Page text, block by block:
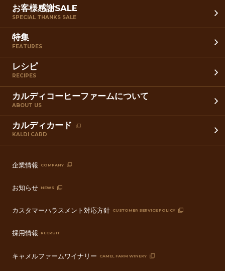
お客様感謝SALE
SPECIAL THANKS SALE
特集
FEATURES
レシピ
RECIPES
カルディコーヒーファームについて
ABOUT US
カルディカード
KALDI CARD
企業情報 COMPANY
お知らせ NEWS
カスタマーハラスメント対応方針 CUSTOMER SERVICE POLICY
採用情報 RECRUIT
キャメルファームワイナリー CAMEL FARM WINERY